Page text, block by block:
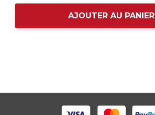
AJOUTER AU PANIER